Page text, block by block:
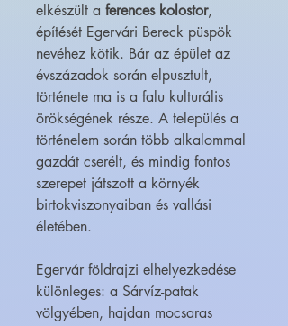
elkészült a ferences kolostor,
építését Egervári Bereck püspök
nevéhez kötik. Bár az épület az
évszázadok során elpusztult,
története ma is a falu kulturális
örökségének része. A település a
történelem során több alkalommal
gazdát cserélt, és mindig fontos
szerepet játszott a környék
birtokviszonyaiban és vallási
életében.
Egervár földrajzi elhelyezkedése
különleges: a Sárvíz-patak
völgyében, hajdan mocsaras